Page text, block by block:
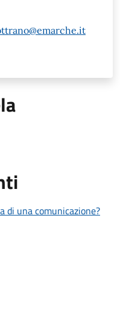
di una comunicazione?